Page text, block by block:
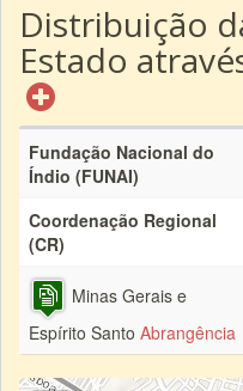
Distribuição
Estado
Fundação Nacional do
Índio (FUNAI)
Coordenação Regional
(CR)
Minas Gerais e
Espírito Santo Abrangência